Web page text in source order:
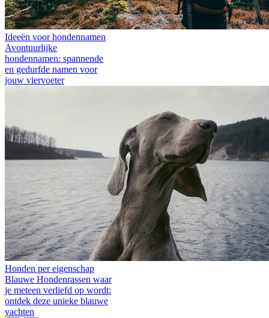
Ideeën voor hondennamen
Avontuurlijke
hondennamen: spannende
en gedurfde namen voor
jouw viervoeter
Honden per eigenschap
Blauwe Hondenrassen waar
je meteen verliefd op wordt:
ontdek deze unieke blauwe
vachten